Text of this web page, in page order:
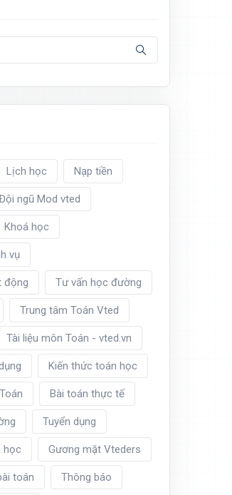
Lịch học Nạp tiền
ngũ Mod vted
Khoá học
vụ
động Tư vấn học đường
Trung tâm Toán Vted
Tài liệu môn Toán - vted.vn
Kiến thức toán học
Bài toán thực tế
Tuyển dụng
học Gương mặt Vteders
toán Thông báo